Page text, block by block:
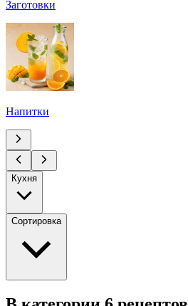
Заготовки
Напитки
Кухня
Сортировка